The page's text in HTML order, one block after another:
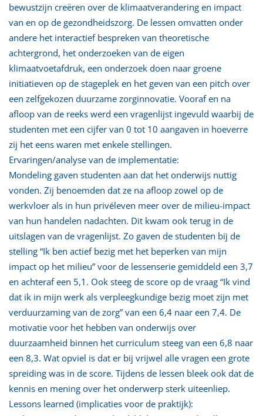
bewustzijn creëren over de klimaatverandering en impact
van en op de gezondheidszorg. De lessen omvatten onder
andere het interactief bespreken van theoretische
achtergrond, het onderzoeken van de eigen
klimaatvoetafdruk, een onderzoek doen naar groene
initiatieven op de stageplek en het geven van een pitch over
een zelfgekozen duurzame zorginnovatie. Vooraf en na
afloop van de reeks werd een vragenlijst ingevuld waarbij de
studenten met een cijfer van 0 tot 10 aangaven in hoeverre
zij het eens waren met enkele stellingen.
Ervaringen/analyse van de implementatie:
Mondeling gaven studenten aan dat het onderwijs nuttig
vonden. Zij benoemden dat ze na afloop zowel op de
werkvloer als in hun privéleven meer over de milieu-impact
van hun handelen nadachten. Dit kwam ook terug in de
uitslagen van de vragenlijst. Zo gaven de studenten bij de
stelling “Ik ben actief bezig met het beperken van mijn
impact op het milieu” voor de lessenserie gemiddeld een 3,7
en achteraf een 5,1. Ook steeg de score op de vraag “Ik vind
dat ik in mijn werk als verpleegkundige bezig moet zijn met
verduurzaming van de zorg” van een 6,4 naar een 7,4. De
motivatie voor het hebben van onderwijs over
duurzaamheid binnen het curriculum steeg van een 6,8 naar
een 8,3. Wat opviel is dat er bij vrijwel alle vragen een grote
spreiding was in de score. Tijdens de lessen bleek ook dat de
kennis en mening over het onderwerp sterk uiteenliep.
Lessons learned (implicaties voor de praktijk):